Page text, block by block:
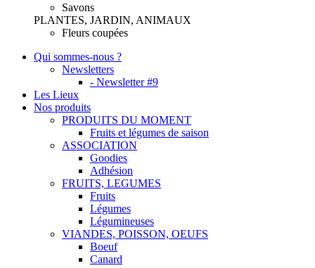
Savons
PLANTES, JARDIN, ANIMAUX
Fleurs coupées
Qui sommes-nous ?
Newsletters
- Newsletter #9
Les Lieux
Nos produits
PRODUITS DU MOMENT
Fruits et légumes de saison
ASSOCIATION
Goodies
Adhésion
FRUITS, LEGUMES
Fruits
Légumes
Légumineuses
VIANDES, POISSON, OEUFS
Boeuf
Canard